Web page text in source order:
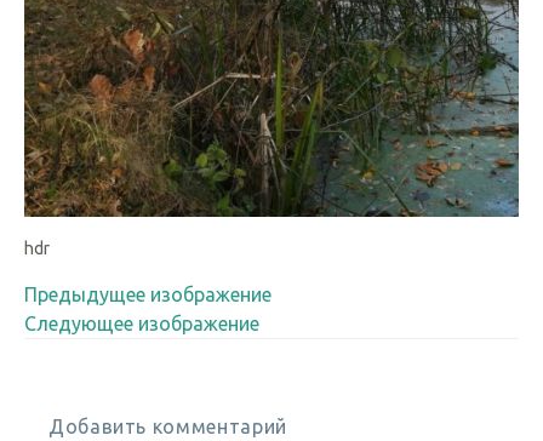
hdr
Предыдущее изображение
Следующее изображение
Добавить комментарий